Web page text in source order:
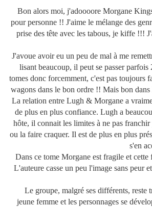
Bon alors moi, j'adoooore Morgane
pour personne !! J'aime le mélange des
prise des tête avec les tabous, je kiffe !!!
J'avoue avoir eu un peu de mal à me
lisant beaucoup, il peut se passer parfois
tomes donc forcemment, c'est pas toujours
wagons dans le bon ordre !! Mais bon dans
La relation entre Lugh & Morgane a
de plus en plus confiance. Lugh a
hôte, il connait les limites à ne pas franchir
ou la faire craquer. Il est de plus en plus
s'en
Dans ce tome Morgane est fragile et cette
L'auteure casse un peu l'image sans peur
Le groupe, malgré ses différents, reste
jeune femme et les personnages se